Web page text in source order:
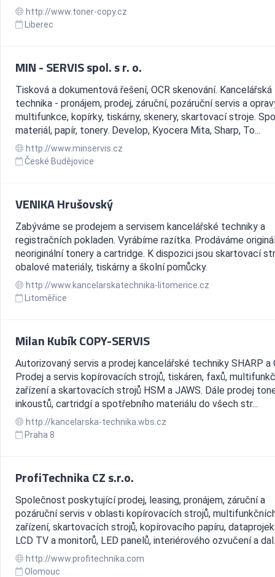
http://www.toner-copy.cz
Liberec
MIN - SERVIS spol. s r. o.
Tisková a dokumentová řešení, OCR skenování. Kancelářská
technika - pronájem, prodej, záruční, pozáruční servis a
multifunkce, kopírky, tiskárny, skenery, skartovací stroje.
materiál, papír, tonery. Develop, Kyocera Mita, Sharp, To...
http://www.minservis.cz
České Budějovice
VENIKA Hrušovský
Zabýváme se prodejem a servisem kancelářské techniky a
registračních pokladen. Vyrábíme razítka. Prodáváme
neoriginální tonery a cartridge. K dispozici jsou skartovací
obalové materiály, tiskárny a školní pomůcky.
http://www.kancelarskatechnika-litomerice.cz
Litoměřice
Milan Kubík COPY-SERVIS
Autorizovaný servis a prodej kancelářské techniky SHARP a
Prodej a servis kopírovacích strojů, tiskáren, faxů,
zařízení a skartovacích strojů HSM a JAWS. Dále prodej
inkoustů, cartridgí a spotřebního materiálu do všech str...
http://kancelarska-technika.wbs.cz
Praha 8
ProfiTechnika CZ s.r.o.
Společnost poskytující prodej, leasing, pronájem, záruční a
pozáruční servis v oblasti kopírovacích strojů,
zařízení, skartovacích strojů, kopírovacího papíru,
LCD TV a monitorů, LED panelů, interiérového ozvučení a
http://www.profitechnika.com
Olomouc